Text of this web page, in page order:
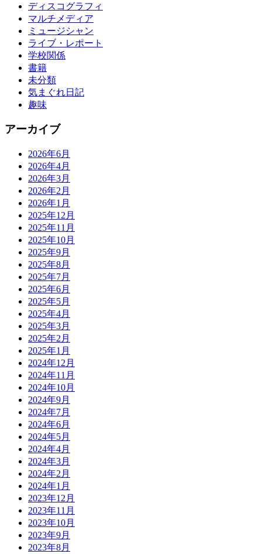
ディスコグラフィ
マルチメディア
ミュージシャン
ライブ・レポート
学校関係
書籍
未分類
気まぐれ日記
趣味
アーカイブ
2026年6月
2026年4月
2026年3月
2026年2月
2026年1月
2025年12月
2025年11月
2025年10月
2025年9月
2025年8月
2025年7月
2025年6月
2025年5月
2025年4月
2025年3月
2025年2月
2025年1月
2024年12月
2024年11月
2024年10月
2024年9月
2024年7月
2024年6月
2024年5月
2024年4月
2024年3月
2024年2月
2024年1月
2023年12月
2023年11月
2023年10月
2023年9月
2023年8月